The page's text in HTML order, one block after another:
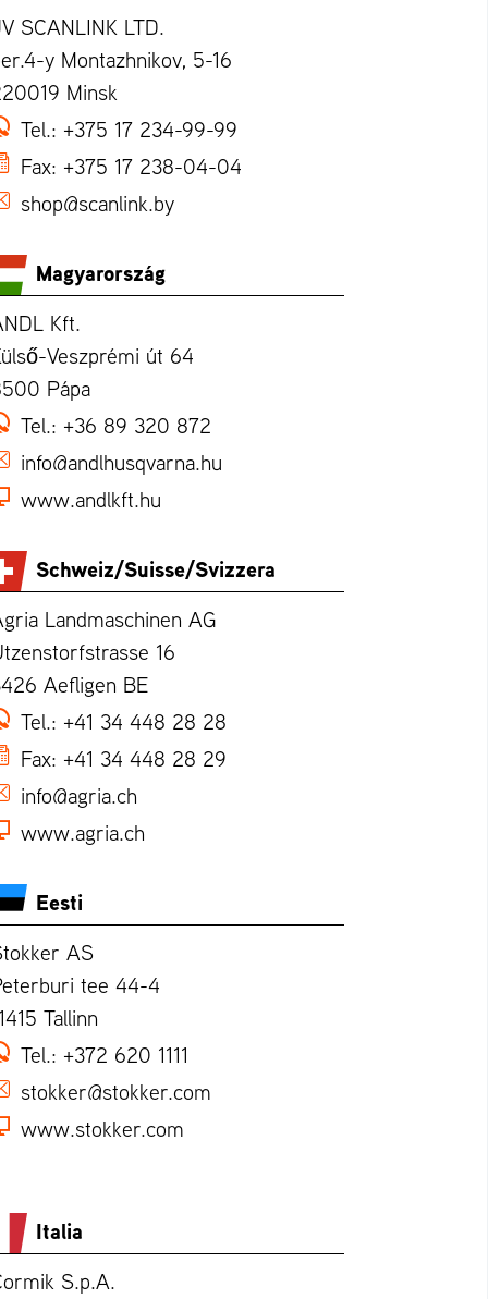
SCANLINK LTD.
y Montazhnikov, 5-16
Minsk
Tel.: +375 17 234-99-99
Fax: +375 17 238-04-04
shop@scanlink.by
Magyarország
Kft.
Veszprémi út 64
Pápa
Tel.: +36 89 320 872
info@andlhusqvarna.hu
www.andlkft.hu
Schweiz/Suisse/Svizzera
Landmaschinen AG
16
Aefligen BE
Tel.: +41 34 448 28 28
Fax: +41 34 448 28 29
info@agria.ch
www.agria.ch
Eesti
AS
tee 44-4
Tallinn
Tel.: +372 620 1111
stokker@stokker.com
www.stokker.com
Italia
S.p.A.